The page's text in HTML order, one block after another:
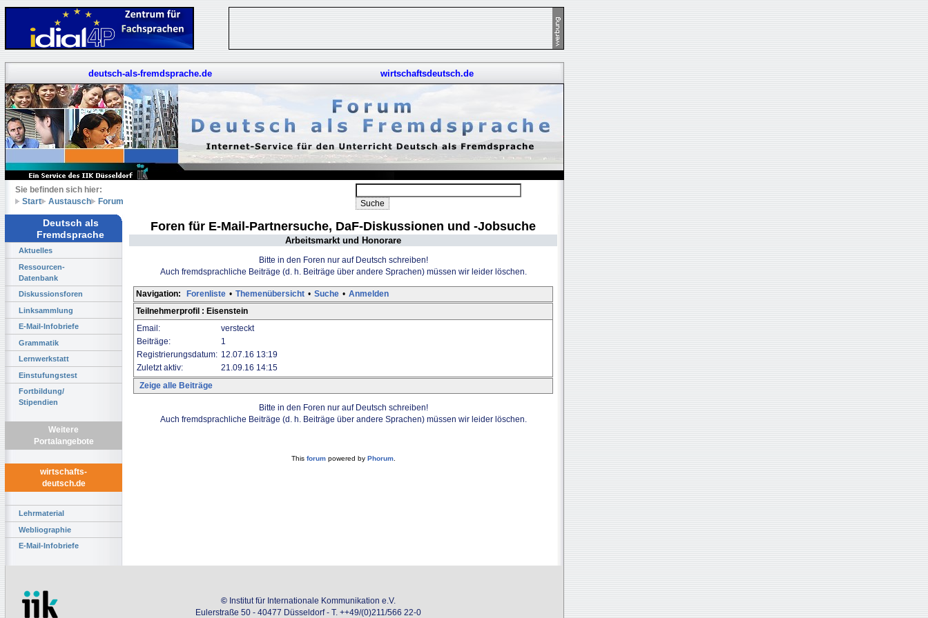
deutsch-als-fremdsprache.de wirtschaftsdeutsch.de
Sie befinden sich hier:
Start
Austausch Forum
Deutsch als
Fremdsprache
Aktuelles
Ressourcen-
Datenbank
Diskussionsforen
Linksammlung
E-Mail-Infobriefe
Grammatik
Lernwerkstatt
Einstufungstest
Fortbildung/
Stipendien
Weitere
Portalangebote
wirtschafts-
deutsch.de
Lehrmaterial
Webliographie
E-Mail-Infobriefe
Foren für E-Mail-Partnersuche, DaF-Diskussionen und -Jobsuche
Arbeitsmarkt und Honorare
Bitte in den Foren nur auf Deutsch schreiben!
Auch fremdsprachliche Beiträge (d. h. Beiträge über andere Sprachen) müssen wir leider löschen.
Navigation: Forenliste • Themenübersicht • Suche • Anmelden
Teilnehmerprofil : Eisenstein
Email:
versteckt
Beiträge:
1
Registrierungsdatum: 12.07.16 13:19
Zuletzt aktiv:
21.09.16 14:15
Zeige alle Beiträge
Bitte in den Foren nur auf Deutsch schreiben!
Auch fremdsprachliche Beiträge (d. h. Beiträge über andere Sprachen) müssen wir leider löschen.
This forumpowered by Phorum.
© Institut für Internationale Kommunikation e.V.
Eulerstraße 50 - 40477 Düsseldorf - T. ++49/(0)211/566 22-0